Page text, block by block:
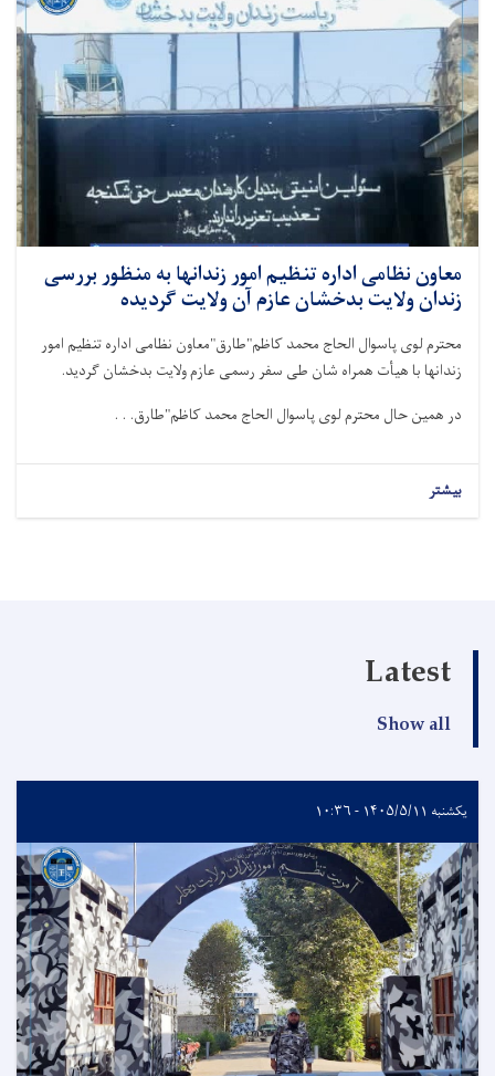
معاون نظامی اداره تنظیم امور زندانها به منظور بررسی
زندان ولایت بدخشان عازم آن ولایت گردیده
محترم لوی پاسوال الحاج محمد کاظم"طارق"معاون نظامی اداره تنظیم امور
زندانها با هیأت همراه شان طی سفر رسمی عازم ولایت بدخشانگردید.
در همین حال محترم لوی پاسوال الحاج محمد کاظم"طارق. . .
بیشتر
Latest
Show all
یکشنبه ۱۴۰۵/۵/۱۱ - ۱۰:۳۶